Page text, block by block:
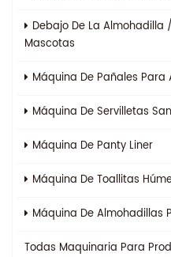
Debajo De La
Mascotas
Máquina De Pañales Para
Máquina De Servilletas
Máquina De Panty Liner
Máquina De Toallitas
Máquina De Almohadillas
Todas Maquinaria Para